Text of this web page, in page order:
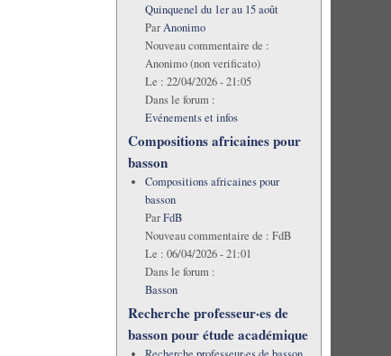
Quinquenel du 1er au 15 août
ParAnonimo
Nouveau commentaire de :
Anonimo (non verificato)
Le : 22/04/2026 - 21:05
Dans le forum :
Evénements et infos
Compositions africaines pour
basson
Compositions africaines pour
basson
ParFdB
Nouveau commentaire de : FdB
Le : 06/04/2026 - 21:01
Dans le forum :
Basson
Recherche professeur·es de
basson pour étude académique